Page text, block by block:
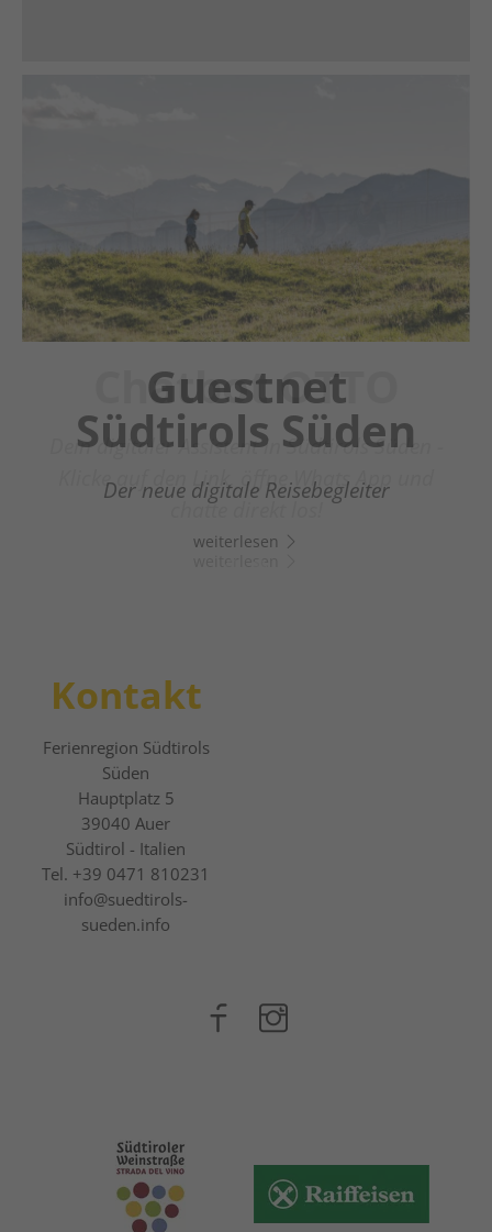
Chatbot OTTO
Dein digitaler Assistent in Südtirols Süden -
Klicke auf den Link, öffne Whats App und
chatte direkt los!
Guestnet
Südtirols Süden
Der neue digitale Reisebegleiter
weiterlesen
Kontakt
Ferienregion Südtirols
Süden
Hauptplatz 5
39040 Auer
Südtirol - Italien
Tel. +39 0471 810231
info@suedtirols-
sueden.info